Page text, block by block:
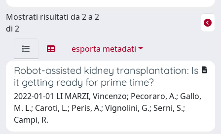
Mostrati risultati da 2 a 2
di 2
esporta metadati
Robot-assisted kidney transplantation: Is
it getting ready for prime time?
2022-01-01 LI MARZI, Vincenzo; Pecoraro, A.; Gallo,
M. L.; Caroti, L.; Peris, A.; Vignolini, G.; Serni, S.;
Campi, R.